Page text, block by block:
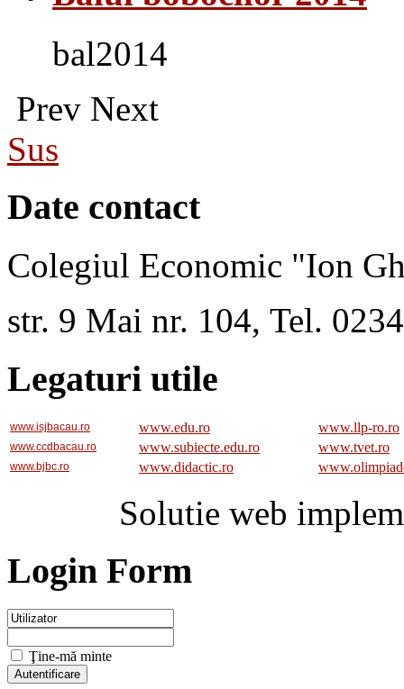
bal2014
Prev Next
Sus
Date contact
Colegiul Economic "Ion
str. 9 Mai nr. 104, Tel.
Legaturi utile
www.isjbacau.ro www.edu.ro www.llp-ro.ro
www.ccdbacau.ro www.subiecte.edu.ro www.tvet.ro
www.bjbc.ro www.didactic.ro
Solutie web
Login Form
Ţine-mă minte